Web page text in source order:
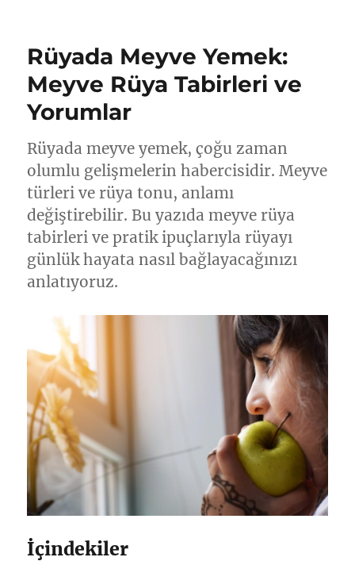
Rüyada Meyve Yemek:
Meyve Rüya Tabirleri ve
Yorumlar
Rüyada meyve yemek, çoğu zaman
olumlu gelişmelerin habercisidir. Meyve
türleri ve rüya tonu, anlamı
değiştirebilir. Bu yazıda meyve rüya
tabirleri ve pratik ipuçlarıyla rüyayı
günlük hayata nasıl bağlayacağınızı
anlatıyoruz.
İçindekiler